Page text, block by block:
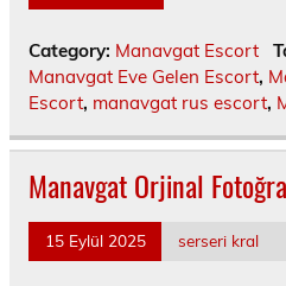
Category: Manavgat Escort
Manavgat Eve Gelen Escort,
Escort, manavgat rus escort,
Manavgat Orjinal
15 Eylül 2025 serseri kral